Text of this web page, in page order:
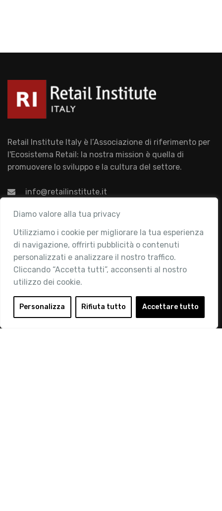
Diamo valore alla tua privacy
Utilizziamo i cookie per migliorare la tua esperienza
di navigazione, offrirti pubblicità o contenuti
personalizzati e analizzare il nostro traffico.
Cliccando “Accetta tutti”, acconsenti al nostro
utilizzo dei cookie.
Personalizza Rifiuta tutto Accettare tutto
Retail Institute Italy è l’Associazione di riferimento per
l'Ecosistema Retail: la nostra mission è quella di
promuovere lo sviluppo e la cultura del settore.
info@retailinstitute.it
Associazione
Chi siamo
Attività
Contatti
Area Riservata
Login
Diventa Socio